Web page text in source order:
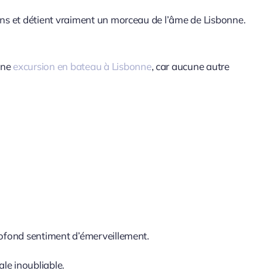
et détient vraiment un morceau de l’âme de Lisbonne.
excursion en bateau à Lisbonne, car aucune autre
sentiment d’émerveillement.
inoubliable.